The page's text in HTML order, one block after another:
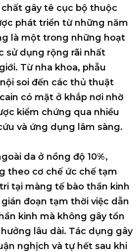
gây tê cục bộ thuộc
phát triển từ những năm
là một trong những hoạt
sử dụng rộng rãi nhất
Từ nha khoa, phẫu
soi đến các thủ thuật
có mặt ở khắp nơi nhờ
kiểm chứng qua nhiều
và ứng dụng lâm sàng.
da ở nồng độ 10%,
theo cơ chế ức chế tạm
tại màng tế bào thần kinh
đoạn tạm thời việc dẫn
kinh mà không gây tổn
lâu dài. Tác dụng gây
nghịch và tự hết sau khi